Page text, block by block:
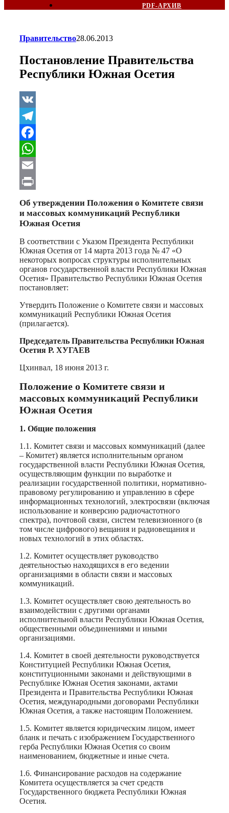
PDF-АРХИВ
Правительство28.06.2013
Постановление Правительства
Республики Южная Осетия
VK
Telegram
Facebook
WhatsApp
Email
Print
Об утверждении Положения о Комитете связи
и массовых коммуникаций Республики
Южная Осетия
В соответствии с Указом Президента Республики
Южная Осетия от 14 марта 2013 года № 47 «О
некоторых вопросах структуры исполнительных
органов государственной власти Республики Южная
Осетия» Правительство Республики Южная Осетия
постановляет:
Утвердить Положение о Комитете связи и массовых
коммуникаций Республики Южная Осетия
(прилагается).
Председатель Правительства Республики Южная
Осетия Р. ХУГАЕВ
Цхинвал, 18 июня 2013 г.
Положение о Комитете связи и
массовых коммуникаций Республики
Южная Осетия
1. Общие положения
1.1. Комитет связи и массовых коммуникаций (далее
– Комитет) является исполнительным органом
государственной власти Республики Южная Осетия,
осуществляющим функции по выработке и
реализации государственной политики, нормативно-
правовому регулированию и управлению в сфере
информационных технологий, электросвязи (включая
использование и конверсию радиочастотного
спектра), почтовой связи, систем телевизионного (в
том числе цифрового) вещания и радиовещания и
новых технологий в этих областях.
1.2. Комитет осуществляет руководство
деятельностью находящихся в его ведении
организациями в области связи и массовых
коммуникаций.
1.3. Комитет осуществляет свою деятельность во
взаимодействии с другими органами
исполнительной власти Республики Южная Осетия,
общественными объединениями и иными
организациями.
1.4. Комитет в своей деятельности руководствуется
Конституцией Республики Южная Осетия,
конституционными законами и действующими в
Республике Южная Осетия законами, актами
Президента и Правительства Республики Южная
Осетия, международными договорами Республики
Южная Осетия, а также настоящим Положением.
1.5. Комитет является юридическим лицом, имеет
бланк и печать с изображением Государственного
герба Республики Южная Осетия со своим
наименованием, бюджетные и иные счета.
1.6. Финансирование расходов на содержание
Комитета осуществляется за счет средств
Государственного бюджета Республики Южная
Осетия.